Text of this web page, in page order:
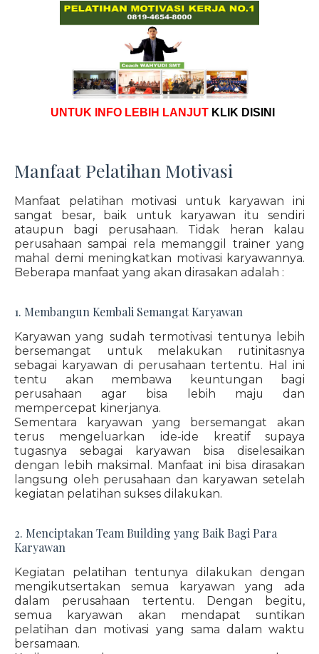
UNTUK INFO LEBIH LANJUT KLIK DISINI
Manfaat Pelatihan Motivasi
Manfaat pelatihan motivasi untuk karyawan ini
sangat besar, baik untuk karyawan itu sendiri
ataupun bagi perusahaan. Tidak heran kalau
perusahaan sampai rela memanggil trainer yang
mahal demi meningkatkan motivasi karyawannya.
Beberapa manfaat yang akan dirasakan adalah :
1. Membangun Kembali Semangat Karyawan
Karyawan yang sudah termotivasi tentunya lebih
bersemangat untuk melakukan rutinitasnya
sebagai karyawan di perusahaan tertentu. Hal ini
tentu akan membawa keuntungan bagi
perusahaan agar bisa lebih maju dan
mempercepat kinerjanya.
Sementara karyawan yang bersemangat akan
terus mengeluarkan ide-ide kreatif supaya
tugasnya sebagai karyawan bisa diselesaikan
dengan lebih maksimal. Manfaat ini bisa dirasakan
langsung oleh perusahaan dan karyawan setelah
kegiatan pelatihan sukses dilakukan.
2. Menciptakan Team Building yang Baik Bagi Para
Karyawan
Kegiatan pelatihan tentunya dilakukan dengan
mengikutsertakan semua karyawan yang ada
dalam perusahaan tertentu. Dengan begitu,
semua karyawan akan mendapat suntikan
pelatihan dan motivasi yang sama dalam waktu
bersamaan.